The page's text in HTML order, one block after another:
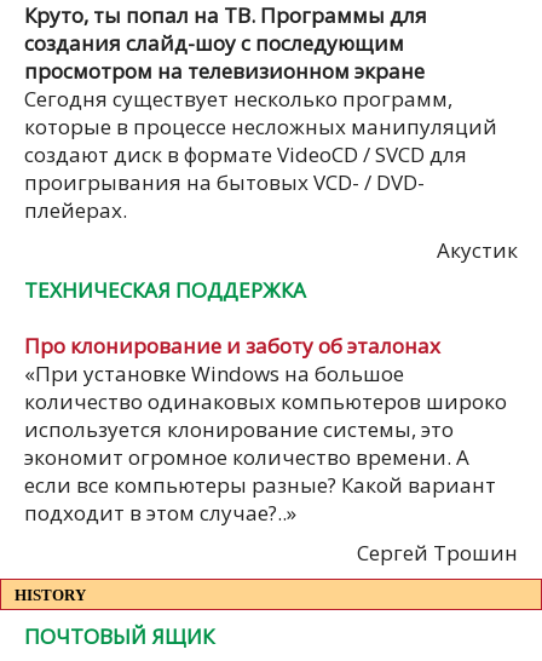
Круто, ты попал на ТВ. Программы для
создания слайд-шоу с последующим
просмотром на телевизионном экране
Сегодня существует несколько программ,
которые в процессе несложных манипуляций
создают диск в формате VideoCD / SVCD для
проигрывания на бытовых VCD- / DVD-
плейерах.
Акустик
ТЕХНИЧЕСКАЯ ПОДДЕРЖКА
Про клонирование и заботу об эталонах
«При установке Windows на большое
количество одинаковых компьютеров широко
используется клонирование системы, это
экономит огромное количество времени. А
если все компьютеры разные? Какой вариант
подходит в этом случае?..»
Сергей Трошин
HISTORY
ПОЧТОВЫЙ ЯЩИК